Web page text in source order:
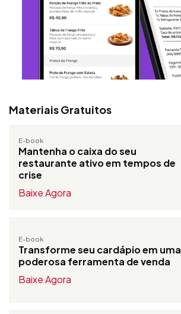
Materiais Gratuitos
E-book
Mantenha o caixa do seu
restaurante ativo em tempos de
crise
Baixe Agora
E-book
Transforme seu cardápio em uma
poderosa ferramenta de venda
Baixe Agora